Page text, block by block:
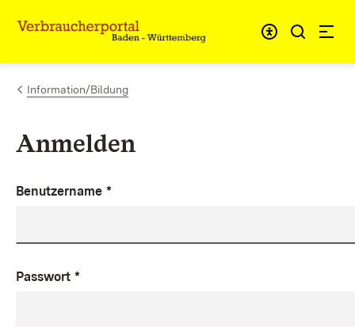
Zum Inhalt springen
Link zur Startseite
Information/Bildung
Anmelden
Benutzername *
Passwort *